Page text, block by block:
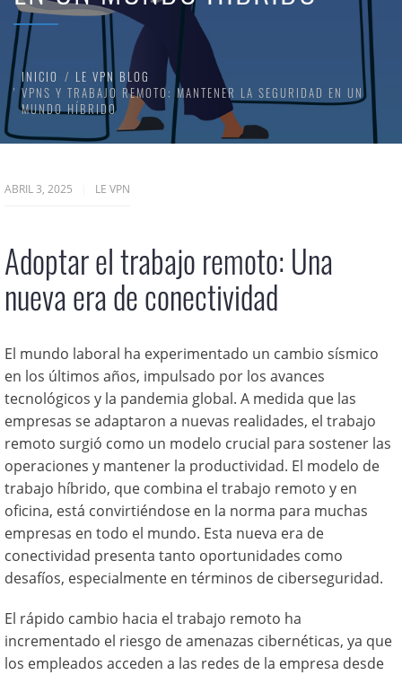
INICIO
LE VPN BLOG
VPNS Y TRABAJO REMOTO: MANTENER LA SEGURIDAD EN UN
MUNDO HÍBRIDO
ABRIL 3, 2025 LE VPN
Adoptar el trabajo remoto: Una
nueva era de conectividad
El mundo laboral ha experimentado un cambio sísmico
en los últimos años, impulsado por los avances
tecnológicos y la pandemia global. A medida que las
empresas se adaptaron a nuevas realidades, el trabajo
remoto surgió como un modelo crucial para sostener las
operaciones y mantener la productividad. El modelo de
trabajo híbrido, que combina el trabajo remoto y en
oficina, está convirtiéndose en la norma para muchas
empresas en todo el mundo. Esta nueva era de
conectividad presenta tanto oportunidades como
desafíos, especialmente en términos de ciberseguridad.
El rápido cambio hacia el trabajo remoto ha
incrementado el riesgo de amenazas cibernéticas, ya que
los empleados acceden a las redes de la empresa desde